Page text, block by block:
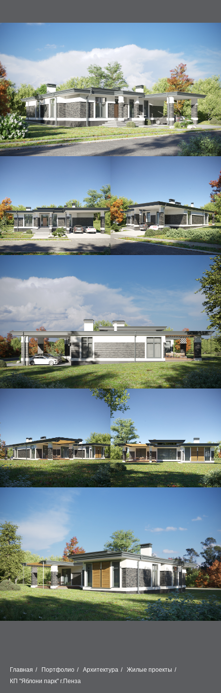
Главная / Портфолио / Архитектура / Жилые проекты /
КП "Яблони парк" г.Пенза